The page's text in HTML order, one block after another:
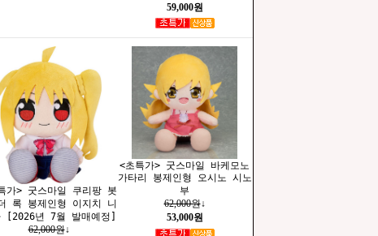
59,000원
가> 굿스마일 쿠리팡 봇
록 봉제인형 이지치 니
[2026년 7월 발매예정]
62,000원↓
<초특가> 굿스마일 바케모노
가타리 봉제인형 오시노 시노
부
62,000원↓
53,000원